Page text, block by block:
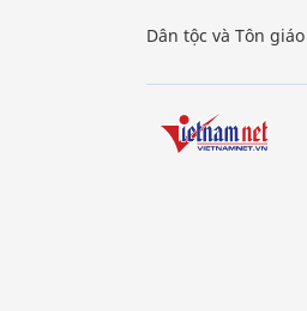
Dân tộc và Tôn giáo